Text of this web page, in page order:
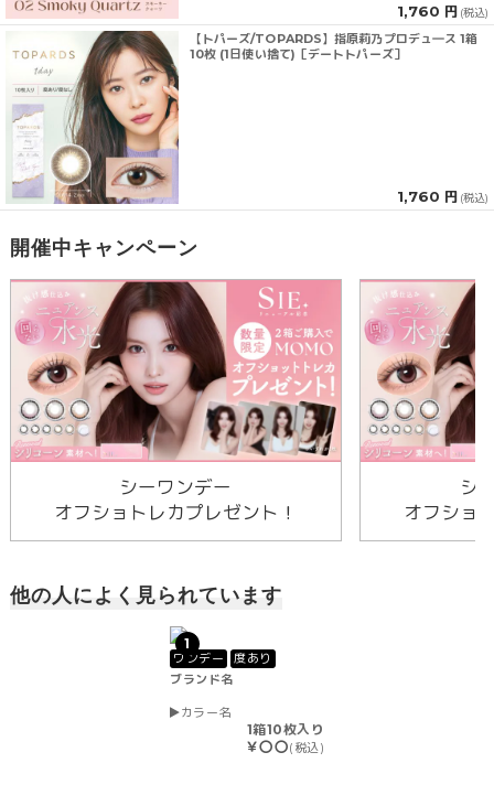
1,760 円 (税込)
【トパーズ/TOPARDS】指原莉乃プロデュ―ス 1箱
10枚 (1日使い捨て)［デートトパーズ］
1,760 円 (税込)
開催中キャンペーン
シーワンデー
オフショトレカプレゼント！
シ
オフショ
他の人によく見られています
1
ワンデー
度あり
ブランド名
カラー名
1箱10枚入り
￥〇〇(税込)